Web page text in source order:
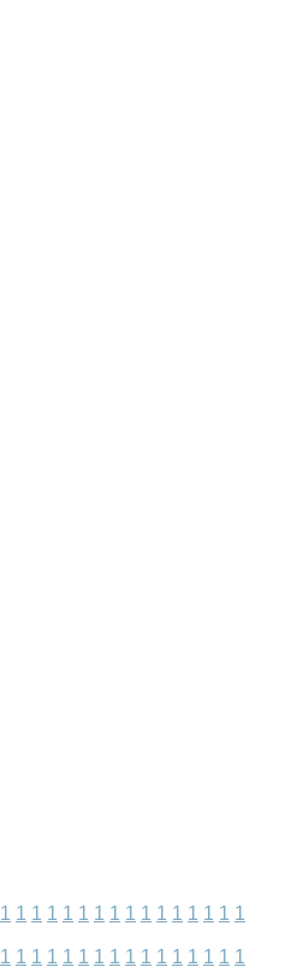
1 1 1 1 1 1 1 1 1 1 1 1 1 1 1 1
1 1 1 1 1 1 1 1 1 1 1 1 1 1 1 1